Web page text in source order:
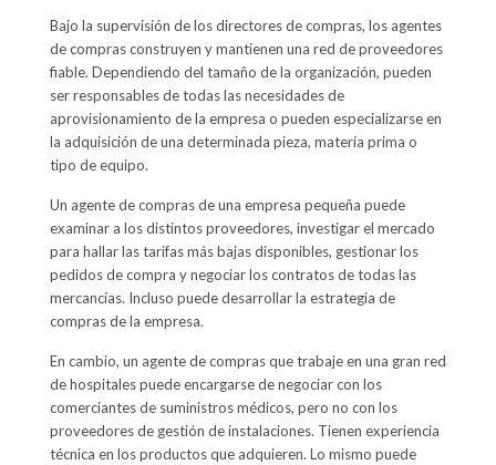
Bajo la supervisión de los directores de compras, los agentes
de compras construyen y mantienen una red de proveedores
fiable. Dependiendo del tamaño de la organización, pueden
ser responsables de todas las necesidades de
aprovisionamiento de la empresa o pueden especializarse en
la adquisición de una determinada pieza, materia prima o
tipo de equipo.
Un agente de compras de una empresa pequeña puede
examinar a los distintos proveedores, investigar el mercado
para hallar las tarifas más bajas disponibles, gestionar los
pedidos de compra y negociar los contratos de todas las
mercancías. Incluso puede desarrollar la estrategia de
compras de la empresa.
En cambio, un agente de compras que trabaje en una gran red
de hospitales puede encargarse de negociar con los
comerciantes de suministros médicos, pero no con los
proveedores de gestión de instalaciones. Tienen experiencia
técnica en los productos que adquieren. Lo mismo puede